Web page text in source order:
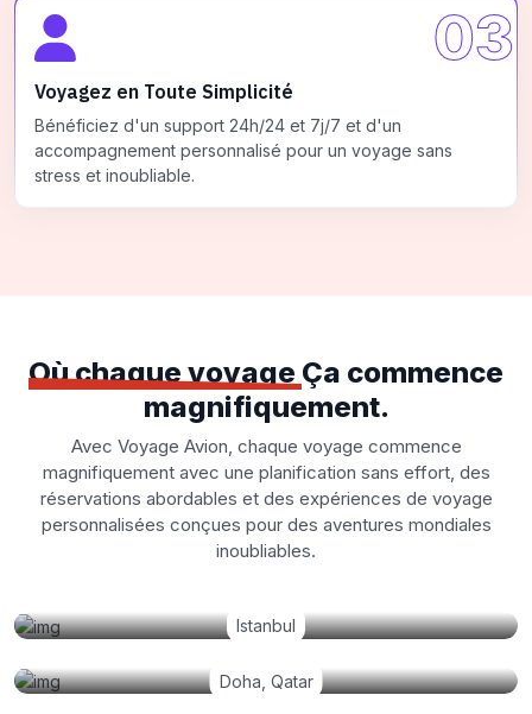
03
Voyagez en Toute Simplicité
Bénéficiez d'un support 24h/24 et 7j/7 et d'un
accompagnement personnalisé pour un voyage sans
stress et inoubliable.
Où chaque voyage Ça commence
magnifiquement.
Avec Voyage Avion, chaque voyage commence
magnifiquement avec une planification sans effort, des
réservations abordables et des expériences de voyage
personnalisées conçues pour des aventures mondiales
inoubliables.
Istanbul
Doha, Qatar